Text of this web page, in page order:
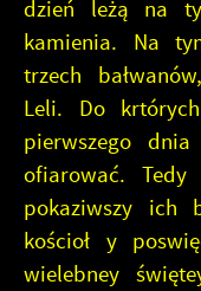
dzień leżą na
kamienia. Na
trzech
Leli. Do
pierwszego
ofiarować. Tedy
pokaziwszy ich
kościoł y
wielebney